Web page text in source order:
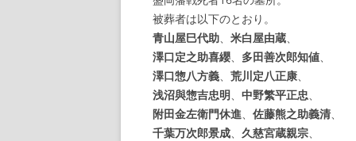
被葬者は以下のとおり。
青山屋巳代助、 米白屋由蔵、
澤口定之助喜纓、 多田善次郎知値、
澤口惣八方義、 荒川定八正康、
浅沼與惣吉忠明、 中野繁平正忠、
附田金左衛門休進、 佐藤熊之助義清、
千葉万次郎景成、 久慈宮蔵親宗、